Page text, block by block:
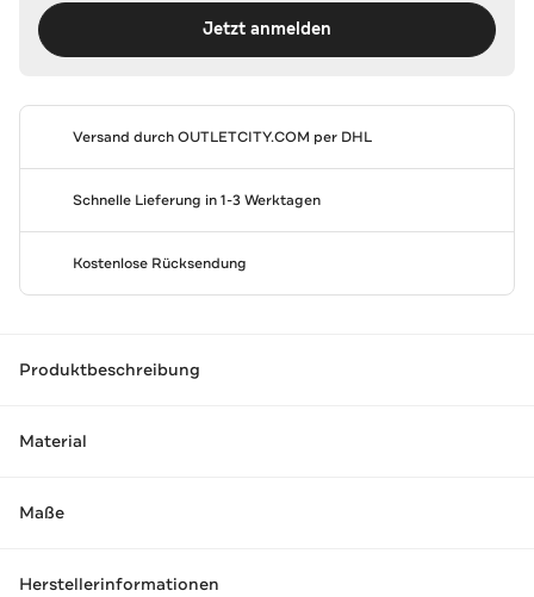
Jetzt anmelden
Versand durchOUTLETCITY.COM per DHL
Schnelle Lieferung in 1-3 Werktagen
Kostenlose Rücksendung
Produktbeschreibung
Material
Maße
Herstellerinformationen